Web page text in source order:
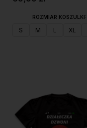
ROZMIAR KOSZULKI:
S M L XL